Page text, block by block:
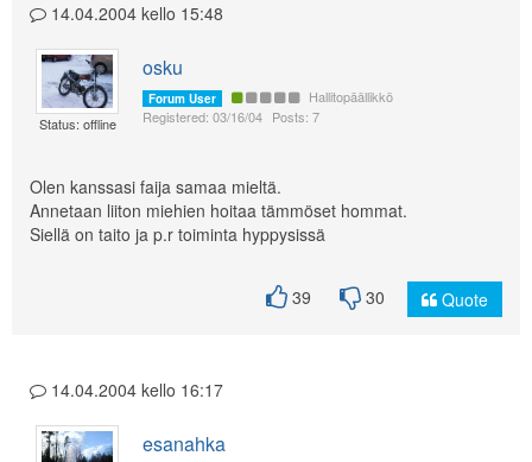
14.04.2004 kello 15:48
Status: offline
osku
Forum User
Hallitopäällikkö
Registered: 03/16/04 Posts: 7
Olen kanssasi faija samaa mieltä.
Annetaan liiton miehien hoitaa tämmöset hommat.
Siellä on taito ja p.r toiminta hyppysissä
39 30 Quote
14.04.2004 kello 16:17
esanahka